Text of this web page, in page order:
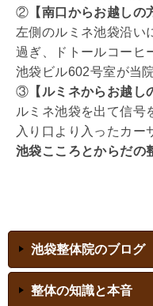
② 【南口からお越しの
左側のルミネ池袋沿い
過ぎ、ドトールコーヒ
池袋ビル602号室が当院
③ 【ルミネからお越し
ルミネ池袋を出て信号
入り口より入ったカー
池袋こころとからだの
池袋整体院のブログ
整体の知識と本音